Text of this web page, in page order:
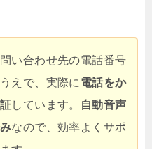
い合わせ先の電話番号
えで、実際に 電話をか
しています。
自動音声
なので、効率よくサポ